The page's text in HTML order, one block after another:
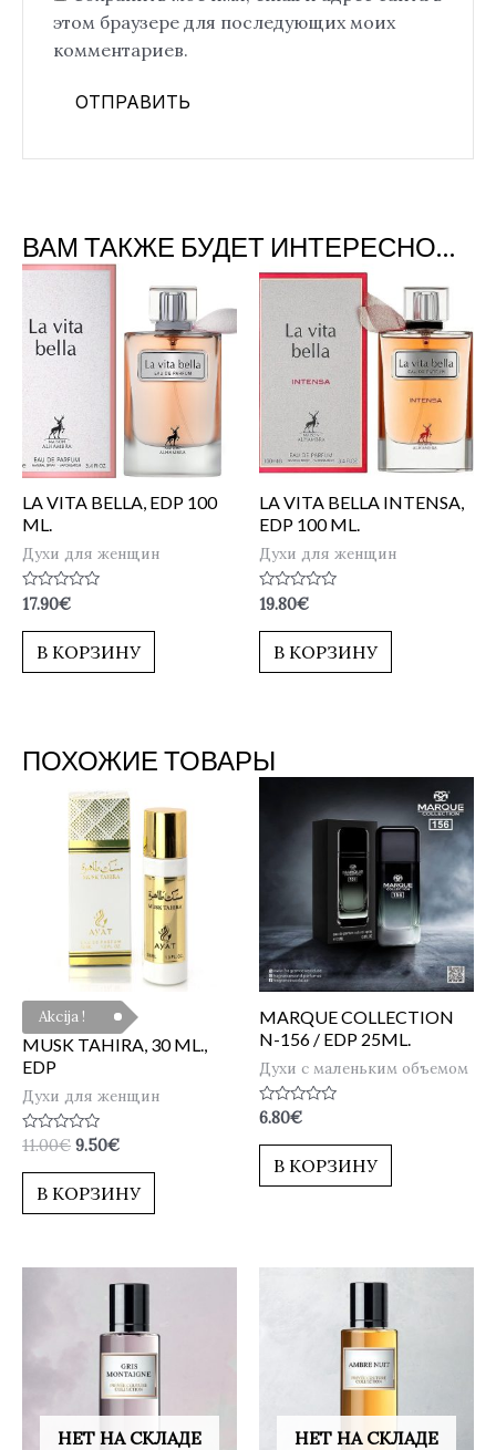
этом браузере для последующих моих
комментариев.
ВАМ ТАКЖЕ БУДЕТ ИНТЕРЕСНО…
LA VITA BELLA, EDP 100
ML.
Духи для женщин
Оценка
0
из
17.90€
В КОРЗИНУ
LA VITA BELLA INTENSA,
EDP 100 ML.
Духи для женщин
Оценка
0
из
19.80€
В КОРЗИНУ
ПОХОЖИЕ ТОВАРЫ
Akcija !
MUSK TAHIRA, 30 ML.,
EDP
Духи для женщин
Оценка
из
11.00€ 9.50€
В КОРЗИНУ
MARQUE COLLECTION
N-156 / EDP 25ML.
Духи с маленьким объемом
Оценка
из
6.80€
В КОРЗИНУ
НЕТ НА СКЛАДЕ НЕТ НА СКЛАДЕ